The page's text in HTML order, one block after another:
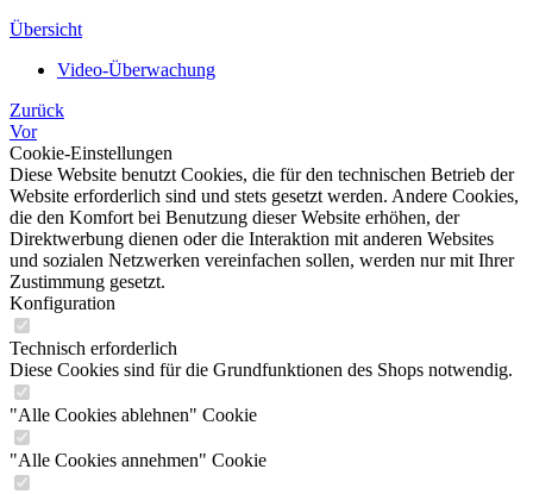
Übersicht
Video-Überwachung
Zurück
Vor
Cookie-Einstellungen
Diese Website benutzt Cookies, die für den technischen Betrieb der
Website erforderlich sind und stets gesetzt werden. Andere Cookies,
die den Komfort bei Benutzung dieser Website erhöhen, der
Direktwerbung dienen oder die Interaktion mit anderen Websites
und sozialen Netzwerken vereinfachen sollen, werden nur mit Ihrer
Zustimmung gesetzt.
Konfiguration
Technisch erforderlich
Diese Cookies sind für die Grundfunktionen des Shops notwendig.
"Alle Cookies ablehnen" Cookie
"Alle Cookies annehmen" Cookie